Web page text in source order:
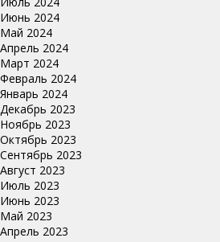
Июнь 2024
Май 2024
Апрель 2024
Март 2024
Февраль 2024
Январь 2024
Декабрь 2023
Ноябрь 2023
Октябрь 2023
Сентябрь 2023
Август 2023
Июль 2023
Июнь 2023
Май 2023
Апрель 2023